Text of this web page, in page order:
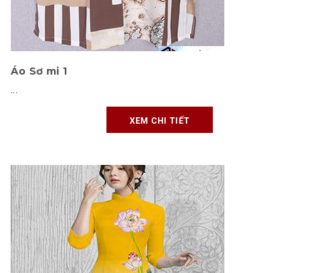
Áo Sơ mi 1
XEM CHI TIẾT